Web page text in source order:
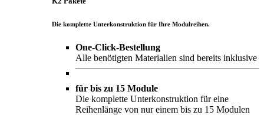
Die komplette Unterkonstruktion für Ihre Modulreihen.
One-Click-Bestellung
Alle benötigten Materialien sind bereits inklusive
für bis zu 15 Module
Die komplette Unterkonstruktion für eine
Reihenlänge von nur einem bis zu 15 Modulen